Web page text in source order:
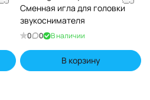
Сменная игла для головки
звукоснимателя
0 0 В наличии
В корзину